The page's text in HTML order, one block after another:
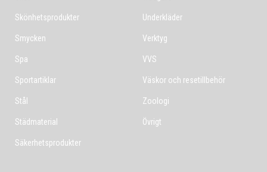
Skönhetsprodukter
Smycken
Spa
Sportartiklar
Stål
Städmaterial
Säkerhetsprodukter
Underkläder
Verktyg
VVS
Väskor och resetillbehör
Zoologi
Övrigt